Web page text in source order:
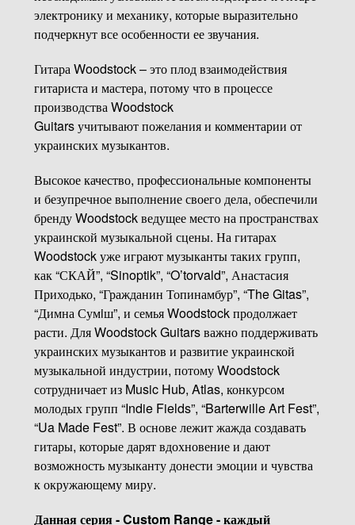
электронику и механику, которые выразительно
подчеркнут все особенности ее звучания.
Гитара Woodstock – это плод взаимодействия
гитариста и мастера, потому что в процессе
производства Woodstock
Guitars учитывают пожелания и комментарии от
украинских музыкантов.
Высокое качество, профессиональные компоненты
и безупречное выполнение своего дела, обеспечили
бренду Woodstock ведущее место на пространствах
украинской музыкальной сцены. На гитарах
Woodstock уже играют музыканты таких групп,
как “СКАЙ”, “Sinoptik”, “O’torvald”, Анастасия
Приходько, “Гражданин Топинамбур”, “The Gitas”,
“Димна Сумiш”, и семья Woodstock продолжает
расти. Для Woodstock Guitars важно поддерживать
украинских музыкантов и развитие украинской
музыкальной индустрии, потому Woodstock
сотрудничает из Music Hub, Atlas, конкурсом
молодых групп “Indie Fields”, “Barterwille Art Fest”,
“Ua Made Fest”. В основе лежит жажда создавать
гитары, которые дарят вдохновение и дают
возможность музыканту донести эмоции и чувства
к окружающему миру.
Данная серия - Custom Range - каждый